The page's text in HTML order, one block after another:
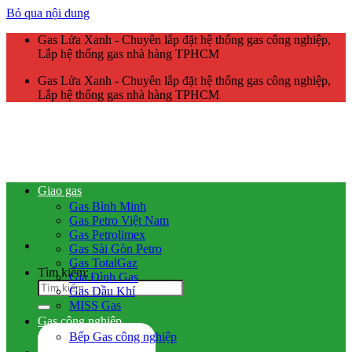
Bỏ qua nội dung
Gas Lửa Xanh - Chuyên lắp đặt hệ thống gas công nghiệp,
Lắp hệ thống gas nhà hàng TPHCM
Gas Lửa Xanh - Chuyên lắp đặt hệ thống gas công nghiệp,
Lắp hệ thống gas nhà hàng TPHCM
Tìm kiếm:
Giao gas
Gas Bình Minh
Gas Petro Việt Nam
Gas Petrolimex
Gas Sài Gòn Petro
Gas TotalGaz
Gia Đình Gas
Gas Dầu Khí
MISS Gas
Gas công nghiệp
Bếp Gas công nghiệp